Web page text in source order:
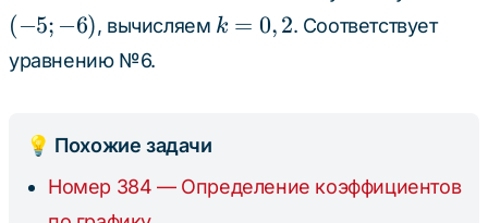
-5
-6)
(−5; −6), вычисляем k
k = 0,2. Соответствует
уравнению №6.
💡 Похожие задачи
Номер 384 — Определение коэффициентов